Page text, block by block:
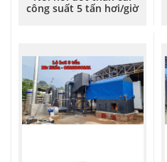
công suất 5 tấn hơi/giờ